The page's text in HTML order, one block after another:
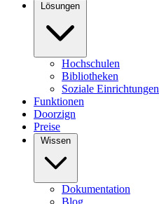
Lösungen
Hochschulen
Bibliotheken
Soziale Einrichtungen
Funktionen
Doorzign
Preise
Wissen
Dokumentation
Blog